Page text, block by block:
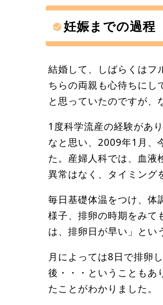
妊娠までの過程
結婚して、しばらくはフ
ちらの両親も心待ちにし
と思っていたのですが、
1度科学流産の経験があ
なと思い、2009年1月、
た。産婦人科では、血液
異常はなく、タイミング
毎日基礎体温をつけ、体
様子、排卵の時期をみて
は、排卵日が早い」とい
月によっては8日で排卵
後・・・ということもあ
たことがわかりました。